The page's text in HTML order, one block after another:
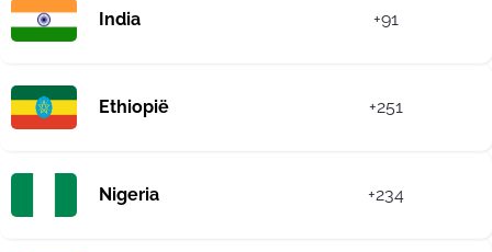
India +91
Ethiopië +251
Nigeria +234